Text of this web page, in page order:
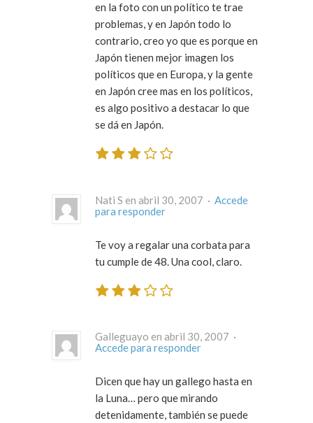
en la foto con un político te trae
problemas, y en Japón todo lo
contrario, creo yo que es porque en
Japón tienen mejor imagen los
políticos que en Europa, y la gente
en Japón cree mas en los políticos,
es algo positivo a destacar lo que
se dá en Japón.
Nati S en abril 30, 2007 · Accede
para responder
Te voy a regalar una corbata para
tu cumple de 48. Una cool, claro.
Galleguayo en abril 30, 2007 ·
Accede para responder
Dicen que hay un gallego hasta en
la Luna… pero que mirando
detenidamente, también se puede